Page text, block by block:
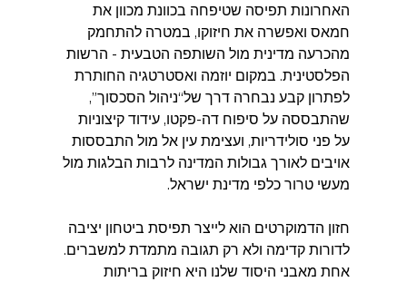
האחרונות תפיסה שטיפחה בכוונת מכוון את
חמאס ואפשרה את חיזוקו, במטרה להתחמק
מהכרעה מדינית מול השותפה הטבעית - הרשות
הפלסטינית. במקום יוזמה ואסטרטגיה החותרת
לפתרון קבע נבחרה דרך של“ניהול הסכסוך”,
שהתבססה על סיפוח דה-פקטו, עידוד קיצוניות
על פני סולידריות, ועצימת עין אל מול התבססות
אויבים לאורך גבולות המדינה לרבות הבלגות מול
מעשי טרור כלפי מדינת ישראל.
חזון הדמוקרטים הוא לייצר תפיסת ביטחון יציבה
לדורות קדימה ולא רק תגובה מתמדת למשברים.
אחת מאבני היסוד שלנו היא חיזוק בריתות